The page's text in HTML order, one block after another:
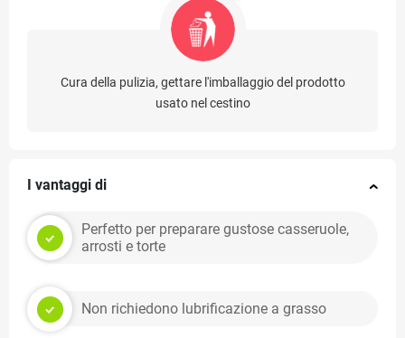
Cura della pulizia, gettare l'imballaggio del prodotto
usato nel cestino
I vantaggi di
Perfetto per preparare gustose casseruole,
arrosti e torte
Non richiedono lubrificazione a grasso